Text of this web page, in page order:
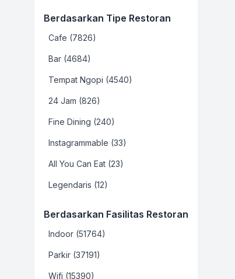
Berdasarkan Tipe Restoran
Cafe (7826)
Bar (4684)
Tempat Ngopi (4540)
24 Jam (826)
Fine Dining (240)
Instagrammable (33)
All You Can Eat (23)
Legendaris (12)
Berdasarkan Fasilitas Restoran
Indoor (51764)
Parkir (37191)
Wifi (15390)